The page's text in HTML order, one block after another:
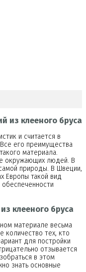
из клееного бруса
и считается в
его преимущества
материала.
окружающих людей. В
природы. В Швеции,
Европы такой вид
клееного бруса
материале весьма
количество тех, кто
для постройки
отзывается
в этом
знать основные